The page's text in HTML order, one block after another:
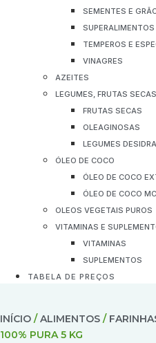
SEMENTES E
SUPERALIMENTOS
TEMPEROS E
VINAGRES
AZEITES
LEGUMES, FRUTAS
FRUTAS SECAS
OLEAGINOSAS
LEGUMES
ÓLEO DE COCO
ÓLEO DE COCO
ÓLEO DE COCO
OLEOS VEGETAIS PUROS
VITAMINAS E
VITAMINAS
SUPLEMENTOS
TABELA DE PREÇOS
INÍCIO /ALIMENTOS /
100% PURA 5 KG